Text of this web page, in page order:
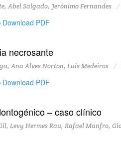
Abel Salgado, Jerónimo Fernandes
Download PDF
necrosante
Ana Alves Norton, Luís Medeiros
Download PDF
– caso clínico
Levy Hermes Rau, Rafael Manfro,